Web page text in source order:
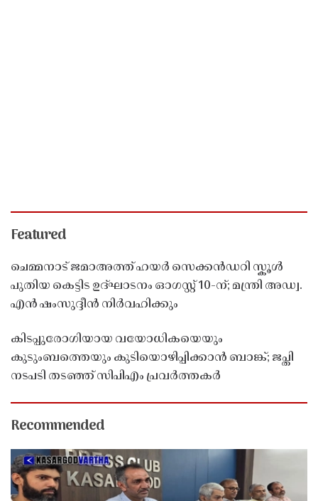
Featured
ചെമ്മനാട് ജമാഅത്ത് ഹയർ സെക്കൻഡറി സ്കൂൾ
പുതിയ കെട്ടിട ഉദ്ഘാടനം ഓഗസ്റ്റ് 10-ന്; മന്ത്രി അഡ്വ.
എൻ ഷംസുദ്ദീൻ നിർവഹിക്കും
കിടപ്പുരോഗിയായ വയോധികയെയും
കുടുംബത്തെയും കുടിയൊഴിപ്പിക്കാൻ ബാങ്ക്; ജപ്തി
നടപടി തടഞ്ഞ് സിപിഎം പ്രവർത്തകർ
Recommended